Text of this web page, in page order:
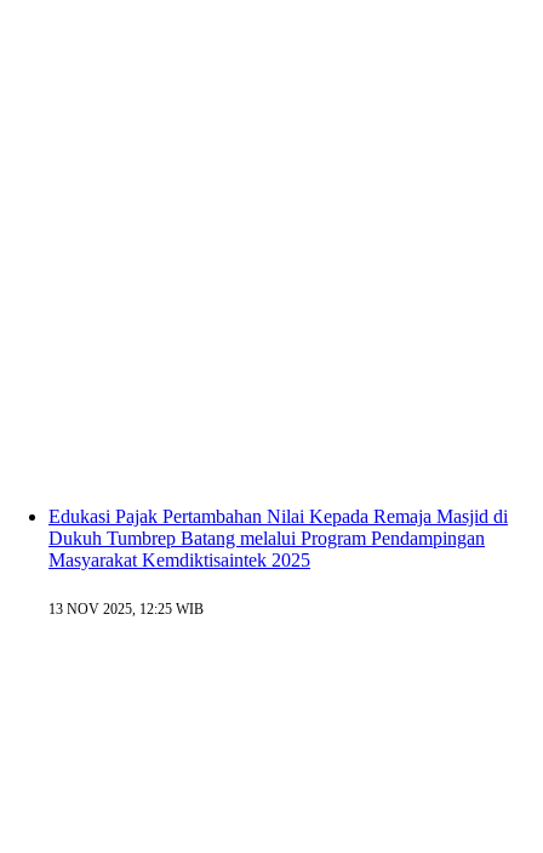
Edukasi Pajak Pertambahan Nilai Kepada Remaja Masjid di
Dukuh Tumbrep Batang melalui Program Pendampingan
Masyarakat Kemdiktisaintek 2025
13 NOV 2025, 12:25 WIB